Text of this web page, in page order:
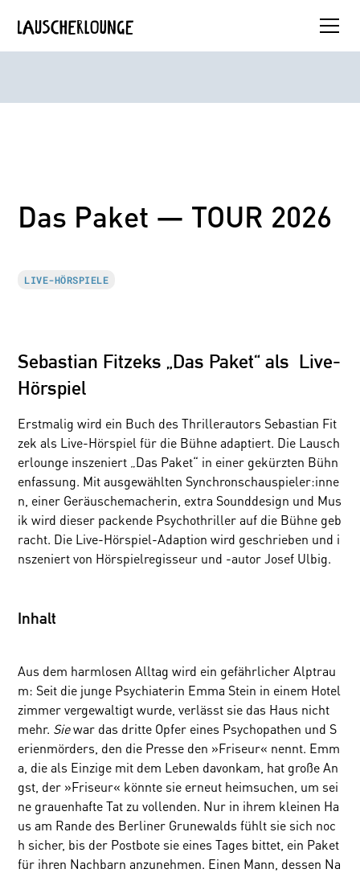
Das Paket — TOUR 2026
LIVE-HÖRSPIELE
Sebastian Fitzeks „Das Paket“ als Live-
Hörspiel
Erstmalig wird ein Buch des Thrillerautors Sebastian Fit
zek als Live-Hörspiel für die Bühne adaptiert. Die Lausch
erlounge inszeniert „Das Paket“ in einer gekürzten Bühn
enfassung. Mit ausgewählten Synchronschauspieler:inne
n, einer Geräuschemacherin, extra Sounddesign und Mus
ik wird dieser packende Psychothriller auf die Bühne geb
racht. Die Live-Hörspiel-Adaption wird geschrieben und i
nszeniert von Hörspielregisseur und -autor Josef Ulbig.
Inhalt
Aus dem harmlosen Alltag wird ein gefährlicher Alptrau
m: Seit die junge Psychiaterin Emma Stein in einem Hotel
zimmer vergewaltigt wurde, verlässt sie das Haus nicht
mehr. Siewar das dritte Opfer eines Psychopathen und S
erienmörders, den die Presse den »Friseur« nennt. Emm
a, die als Einzige mit dem Leben davonkam, hat große An
gst, der »Friseur« könnte sie erneut heimsuchen, um sei
ne grauenhafte Tat zu vollenden. Nur in ihrem kleinen Ha
us am Rande des Berliner Grunewalds fühlt sie sich noc
h sicher, bis der Postbote sie eines Tages bittet, ein Paket
für ihren Nachbarn anzunehmen. Einen Mann, dessen Na